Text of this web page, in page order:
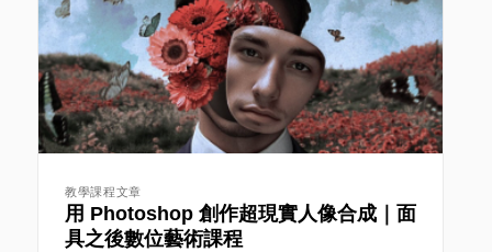
教學課程文章
用 Photoshop 創作超現實人像合成｜面
具之後數位藝術課程